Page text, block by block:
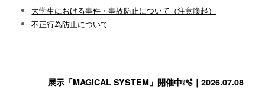
大学生における事件・事故防止について（注意喚起）
不正行為防止について
展示「MAGICAL SYSTEM」開催中❕🫧｜2026.07.08